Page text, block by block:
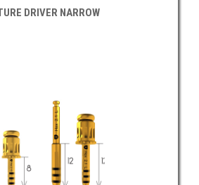
DRIVER NARROW